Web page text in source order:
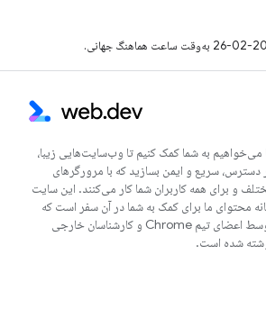
می‌خواهیم به شما کمک کنیم تا وب‌سایت‌هایی زیبا،
دسترس، سریع و ایمن بسازید که با مرورگرهای
و برای همه کاربران شما کار می‌کنند. این سایت
محتوای ما برای کمک به شما در آن سفر است که
توسط اعضای تیم Chrome و کارشناسان خارجی
شده است.